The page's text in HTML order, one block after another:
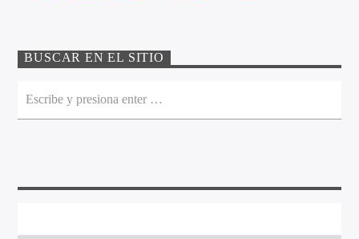
BUSCAR EN EL SITIO